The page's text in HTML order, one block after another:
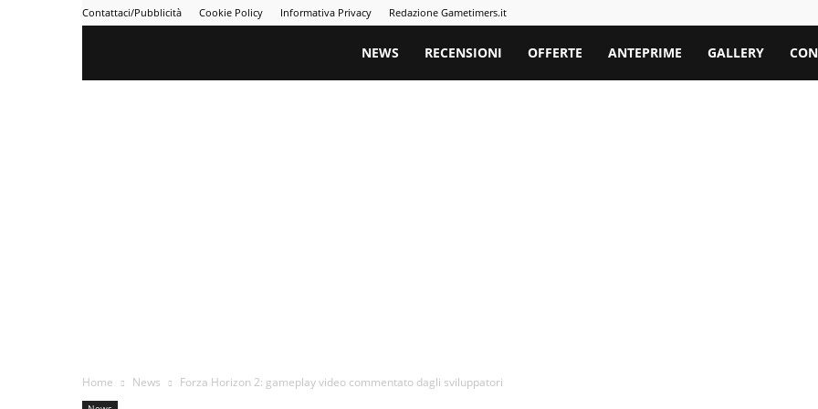
Contattaci/Pubblicità Cookie Policy Informativa Privacy Redazione Gametimers.it
Gametimers
NEWS RECENSIONI OFFERTE ANTEPRIME GALLERY
Home News Forza Horizon 2: gameplay video commentato dagli sviluppatori